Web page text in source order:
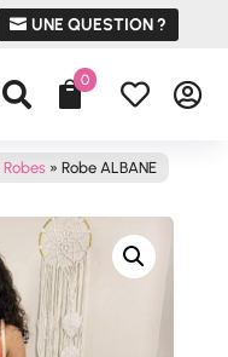
UNE QUESTION ?
 0  
Robes» Robe ALBANE